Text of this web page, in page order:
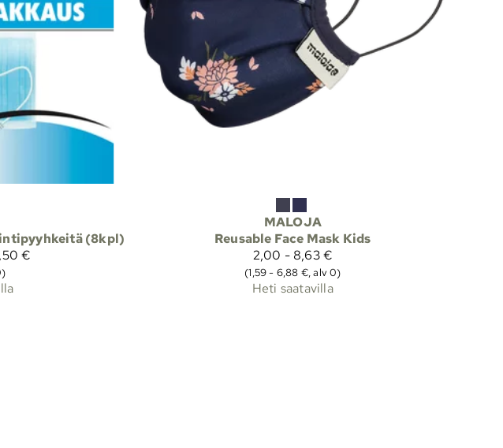
(8kpl)
€
MALOJA
Reusable Face Mask Kids
2,00 - 8,63 €
(1,59 - 6,88 €, alv 0)
Heti saatavilla